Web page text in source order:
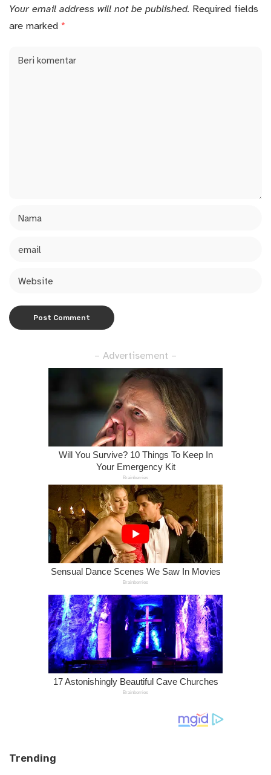
Your email address will not be published. Required fields
are marked *
– Advertisement –
Trending